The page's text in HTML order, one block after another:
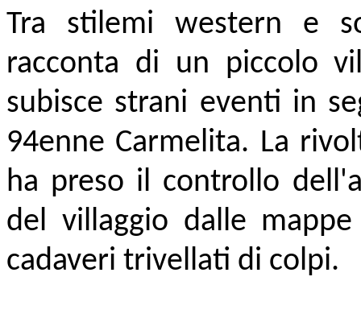
Tra stilemi western e
racconta di un piccolo
subisce strani eventi in
94enne Carmelita. La
ha preso il controllo
del villaggio dalle
cadaveri trivellati di colpi.